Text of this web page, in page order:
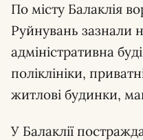
По місту Балаклія
Руйнувань зазнали
адміністративна
поліклініки,
житлові будинки,
У Балаклії